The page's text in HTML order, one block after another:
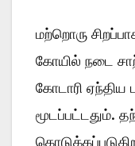
மற்றொரு
கோயில் நடை
கோடாரி ஏந்திய
மூடப்பட்டதும்.